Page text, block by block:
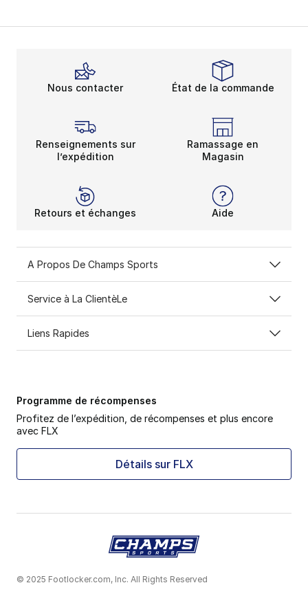
Nous contacter État de la commande
Renseignements sur
l’expédition
Ramassage en
Magasin
Retours et échanges Aide
A Propos De Champs Sports
Service à La ClientèLe
Liens Rapides
Programme de récompenses
Profitez de l’expédition, de récompenses et plus encore
avec FLX
Détails sur FLX
© 2025 Footlocker.com, Inc. All Rights Reserved